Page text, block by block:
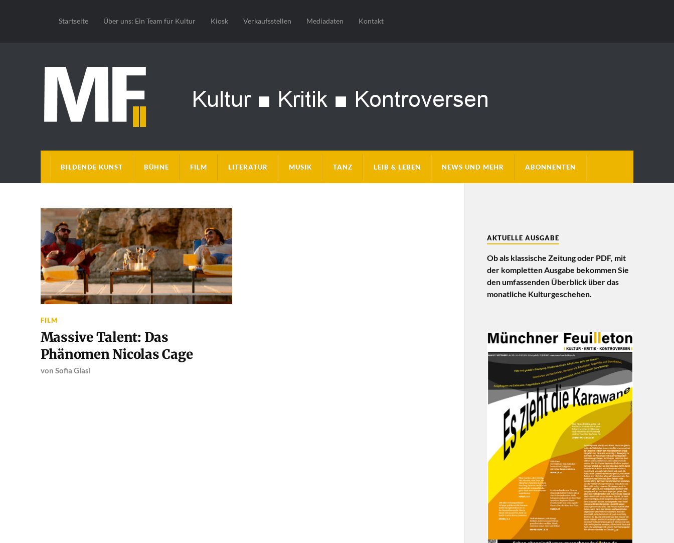
Startseite Über uns: Ein Team für Kultur Kiosk Verkaufsstellen Mediadaten Kontakt
BILDENDE KUNST BÜHNE FILM LITERATUR MUSIK TANZ LEIB & LEBEN NEWS UND MEHR ABONNENTEN
FILM
Massive Talent: Das
Phänomen Nicolas Cage
von Sofia Glasl
AKTUELLE AUSGABE
Ob als klassische Zeitung oder PDF, mit
der kompletten Ausgabe bekommen Sie
den umfassenden Überblick über das
monatliche Kulturgeschehen.